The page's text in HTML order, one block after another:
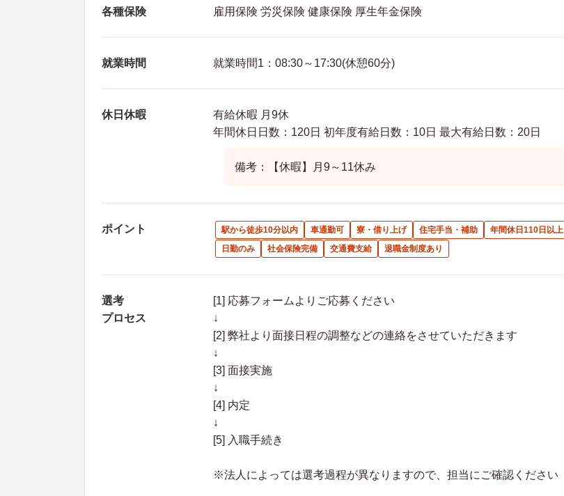
各種保険 雇用保険 労災保険 健康保険 厚生年金保険
就業時間 就業時間1：08:30～17:30(休憩60分)
休日休暇
有給休暇 月9休
年間休日日数：120日 初年度有給日数：10日 最大有給日数：20日
備考：【休暇】月9～11休み
ポイント 駅から徒歩10分以内 車通勤可 寮・借り上げ 住宅手当・補助
年間休日110日以上
日勤のみ
社会保険完備 交通費支給 退職金制度あり
選考
プロセス
[1] 応募フォームよりご応募ください
↓
[2] 弊社より面接日程の調整などの連絡をさせていただきます
↓
[3] 面接実施
↓
[4] 内定
↓
[5] 入職手続き
※法人によっては選考過程が異なりますので、担当にご確認ください